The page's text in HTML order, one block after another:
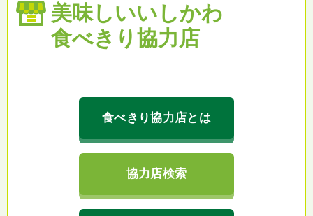
美味しいいしかわ
食べきり協力店
食べきり協力店とは
協力店検索